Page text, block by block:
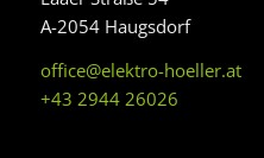
A-2054 Haugsdorf
office@elektro-hoeller.at
+43 2944 26026